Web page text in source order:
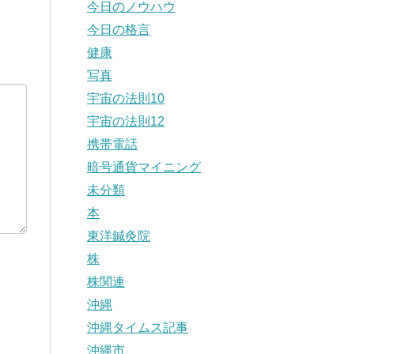
今日のノウハウ
今日の格言
健康
写真
宇宙の法則10
宇宙の法則12
携帯電話
暗号通貨マイニング
未分類
本
東洋鍼灸院
株
株関連
沖縄
沖縄タイムス記事
沖縄市